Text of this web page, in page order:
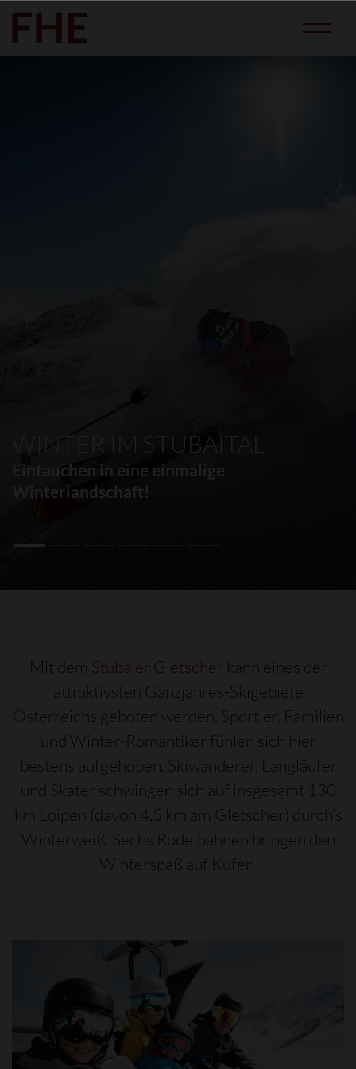
WINTER IM STUBAITAL
Eintauchen in eine einmalige
Winterlandschaft!
Mit dem Stubaier Gletscher kann eines der
attraktivsten Ganzjahres-Skigebiete
Österreichs geboten werden. Sportler, Familien
und Winter-Romantiker fühlen sich hier
bestens aufgehoben. Skiwanderer, Langläufer
und Skater schwingen sich auf insgesamt 130
km Loipen (davon 4,5 km am Gletscher) durch’s
Winterweiß. Sechs Rodelbahnen bringen den
Winterspaß auf Kufen.